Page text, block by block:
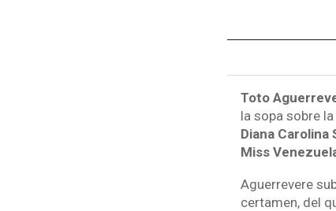
Toto
la sopa sobre
Diana Carolina
Miss
Aguerrevere
certamen, del